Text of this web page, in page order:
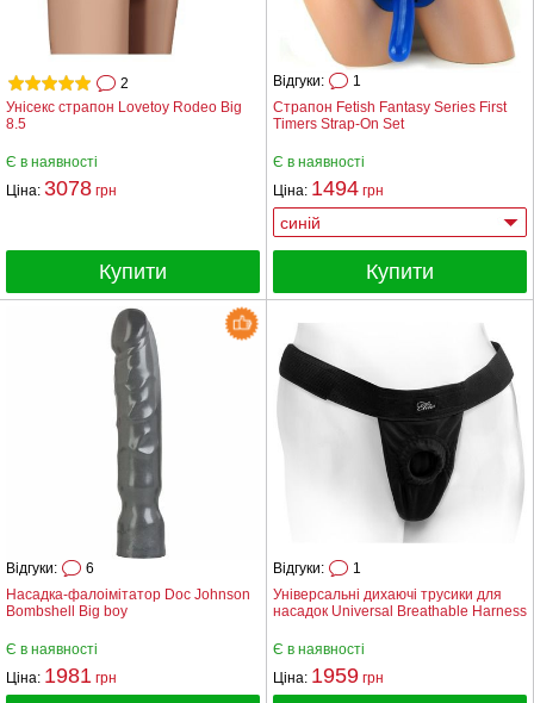
Унісекс страпон Lovetoy Rodeo Big
8.5
2
Є в наявності
Ціна: 3078 грн
Купити
Страпон Fetish Fantasy Series First
Timers Strap-On Set
Відгуки: 1
Є в наявності
Ціна: 1494 грн
Купити
Насадка-фалоімітатор Doc Johnson
Bombshell Big boy
Відгуки: 6
Є в наявності
Ціна: 1981 грн
Універсальні дихаючі трусики для
насадок Universal Breathable Harness
Відгуки: 1
Є в наявності
Ціна: 1959 грн